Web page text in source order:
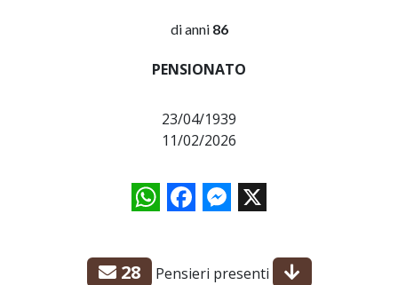
di anni 86
PENSIONATO
23/04/1939
11/02/2026
WhatsAppFacebookMessenger
X
28 Pensieri presenti